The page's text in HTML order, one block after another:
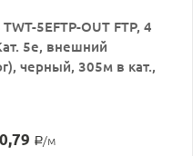
5EFTP-OUT FTP, 4
5e, внешний
черный, 305м в кат.,
Р/м